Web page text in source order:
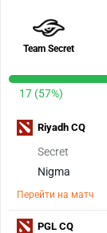
Team Secret
17 (57%)
Secret
Nigma
Перейти на матч
Riyadh CQ
PGL CQ